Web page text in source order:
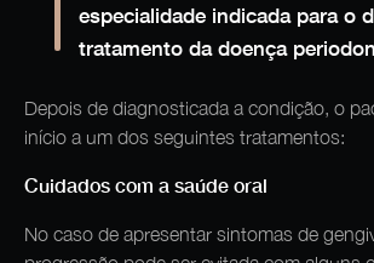
especialidade indicada para o
tratamento da doença
Depois de diagnosticada a condição, o
início a um dos seguintes tratamentos:
Cuidados com a saúde oral
No caso de apresentar sintomas de